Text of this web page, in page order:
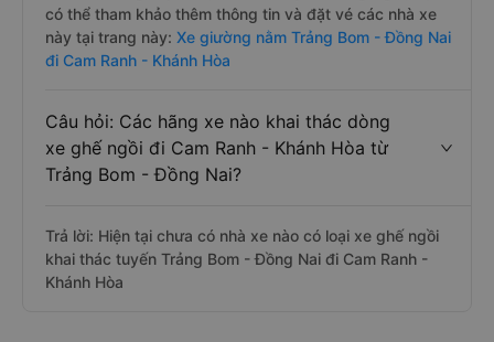
có thể tham khảo thêm thông tin và đặt vé các nhà xe
này tại trang này: Xe giường nằm Trảng Bom - Đồng Nai
đi Cam Ranh - Khánh Hòa
Câu hỏi: Các hãng xe nào khai thác dòng
xe ghế ngồi đi Cam Ranh - Khánh Hòa từ
Trảng Bom - Đồng Nai?
Trả lời: Hiện tại chưa có nhà xe nào có loại xe ghế ngồi
khai thác tuyến Trảng Bom - Đồng Nai đi Cam Ranh -
Khánh Hòa